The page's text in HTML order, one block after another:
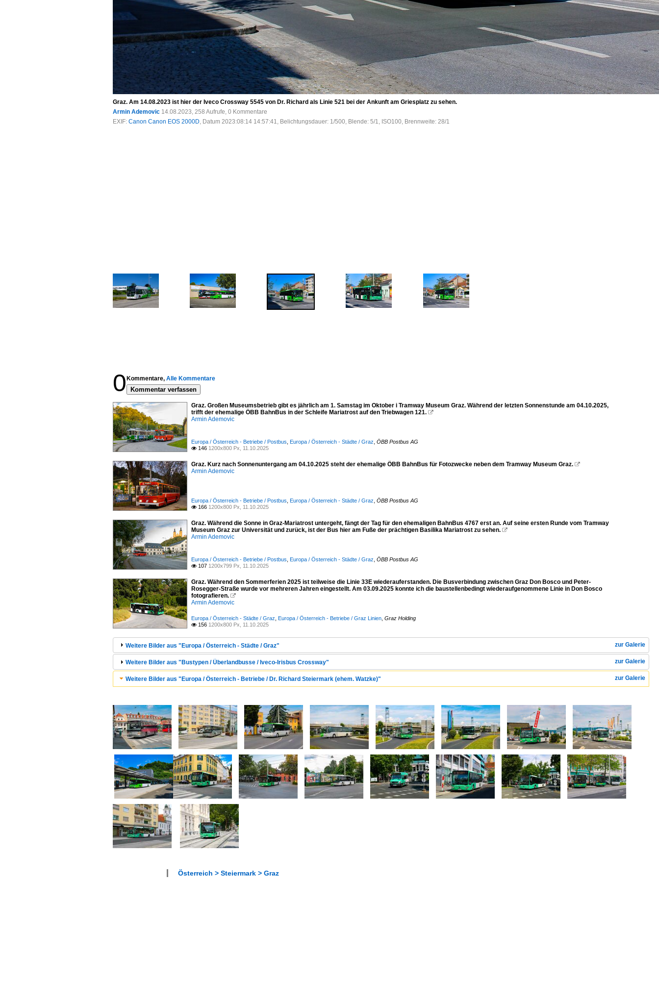
Graz. Am 14.08.2023 ist hier der Iveco Crossway 5545 von Dr. Richard als Linie 521 bei der Ankunft am Griesplatz zu sehen.
Armin Ademovic 14.08.2023, 258 Aufrufe, 0 Kommentare
EXIF: Canon Canon EOS 2000D, Datum 2023:08:14 14:57:41, Belichtungsdauer: 1/500, Blende: 5/1, ISO100, Brennweite: 28/1
0 Kommentare, Alle Kommentare
Kommentar verfassen
Graz. Großen Museumsbetrieb gibt es jährlich am 1. Samstag im Oktober i Tramway Museum Graz. Während der letzten Sonnenstunde am 04.10.2025,
trifft der ehemalige ÖBB BahnBus in der Schleife Mariatrost auf den Triebwagen 121. 
Armin Ademovic
Europa / Österreich - Betriebe / Postbus Europa / Österreich - Städte / Graz ÖBB Postbus AG
 146 1200x800 Px, 11.10.2025
Graz. Kurz nach Sonnenuntergang am 04.10.2025 steht der ehemalige ÖBB BahnBus für Fotozwecke neben dem Tramway Museum Graz. 
Armin Ademovic
Europa / Österreich - Betriebe / Postbus Europa / Österreich - Städte / Graz ÖBB Postbus AG
 166 1200x800 Px, 11.10.2025
Graz. Während die Sonne in Graz-Mariatrost untergeht, fängt der Tag für den ehemaligen BahnBus 4767 erst an. Auf seine ersten Runde vom Tramway
Museum Graz zur Universität und zurück, ist der Bus hier am Fuße der prächtigen Basilika Mariatrost zu sehen. 
Armin Ademovic
Europa / Österreich - Betriebe / Postbus Europa / Österreich - Städte / Graz ÖBB Postbus AG
 107 1200x799 Px, 11.10.2025
Graz. Während den Sommerferien 2025 ist teilweise die Linie 33E wiederauferstanden. Die Busverbindung zwischen Graz Don Bosco und Peter-
Rosegger-Straße wurde vor mehreren Jahren eingestellt. Am 03.09.2025 konnte ich die baustellenbedingt wiederaufgenommene Linie in Don Bosco
fotografieren. 
Armin Ademovic
Europa / Österreich - Städte / Graz Europa / Österreich - Betriebe / Graz Linien Graz Holding
 156 1200x800 Px, 11.10.2025
zur Galerie
Weitere Bilder aus "Europa / Österreich - Städte / Graz"
zur Galerie
Weitere Bilder aus "Bustypen / Überlandbusse / Iveco-Irisbus Crossway"
zur Galerie
Weitere Bilder aus "Europa / Österreich - Betriebe / Dr. Richard Steiermark (ehem. Watzke)"
Österreich > Steiermark > Graz